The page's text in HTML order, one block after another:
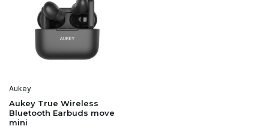
Aukey
Aukey True Wireless
Bluetooth Earbuds move
mini